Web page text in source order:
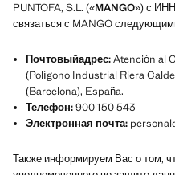
PUNTOFA, S.L. («MANGO») с
связаться с MANGO
Почтовыйадрес:Atención al
(Polígono Industrial Riera
(Barcelona), España.
Телефон:900 150 543
Электронная почта:
Также информируем Вас о том,